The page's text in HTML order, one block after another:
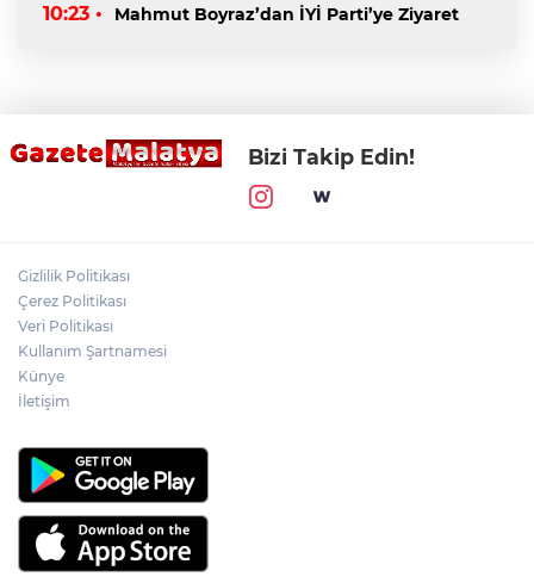
10:23 • Mahmut Boyraz’dan İYİ Parti’ye Ziyaret
Bizi Takip Edin!
Gizlilik Politikası
Çerez Politikası
Veri Politikası
Kullanım Şartnamesi
Künye
İletişim